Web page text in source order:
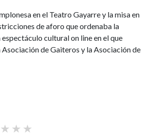
en el Teatro Gayarre y la misa en
de aforo que ordenaba la
cultural on line en el que
de Gaiteros y la Asociación de